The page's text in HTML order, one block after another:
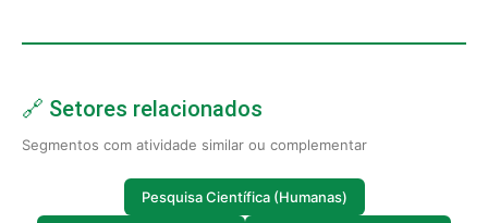
🔗 Setores relacionados
Segmentos com atividade similar ou complementar
Pesquisa Científica (Humanas)